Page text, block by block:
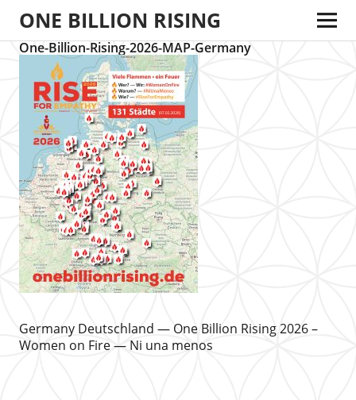
ONE BILLION RISING
One-Billion-Rising-2026-MAP-Germany
Germany Deutschland — One Billion Rising 2026 –
Women on Fire — Ni una menos